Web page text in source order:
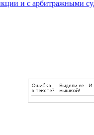
и с арбитражными